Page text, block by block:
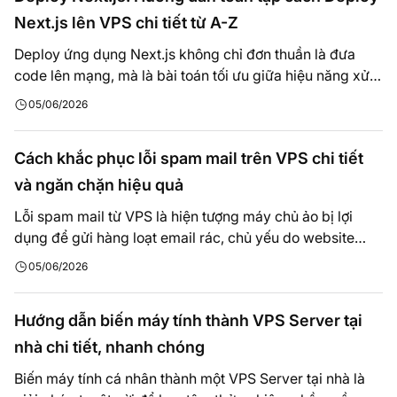
Next.js lên VPS chi tiết từ A-Z
Deploy ứng dụng Next.js không chỉ đơn thuần là đưa
code lên mạng, mà là bài toán tối ưu giữa hiệu năng xử
lý phía server (SSR) và tốc độ phản hồi cho người dùng.
05/06/2026
Cách khắc phục lỗi spam mail trên VPS chi tiết
và ngăn chặn hiệu quả
Lỗi spam mail từ VPS là hiện tượng máy chủ ảo bị lợi
dụng để gửi hàng loạt email rác, chủ yếu do website
dính mã độc, bị hack hoặc lộ thông tin tài khoản email,
05/06/2026
Hướng dẫn biến máy tính thành VPS Server tại
nhà chi tiết, nhanh chóng
Biến máy tính cá nhân thành một VPS Server tại nhà là